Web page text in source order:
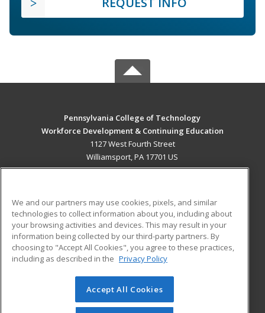
Pennsylvania College of Technology
Workforce Development & Continuing Education
1127 West Fourth Street
Williamsport, PA 17701 US
ADDITIONAL RESOURCES
Military
Financial Assistance
Help
Student Blog
© 2026 ed2go, a division of Cengage Learning. All rights
reserved. The material on this site cannot be reproduced or
We and our partners may use cookies, pixels, and similar
technologies to collect information about you, including about
your browsing activities and devices. This may result in your
information being collected by our third-party partners. By
choosing to "Accept All Cookies", you agree to these practices,
including as described in the Privacy Policy
Accept All Cookies